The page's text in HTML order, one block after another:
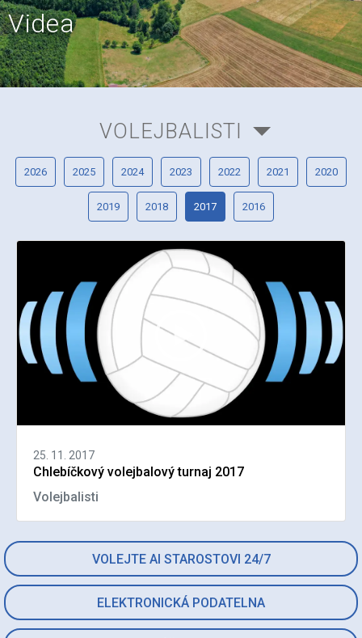
Videa
VOLEJTE AI STAROSTOVI 24/7
ELEKTRONICKÁ PODATELNA
VOLEJBALISTI
2026 2025 2024 2023 2022 2021 2020
2019 2018 2017 2016
25. 11. 2017
Chlebíčkový volejbalový turnaj 2017
Volejbalisti